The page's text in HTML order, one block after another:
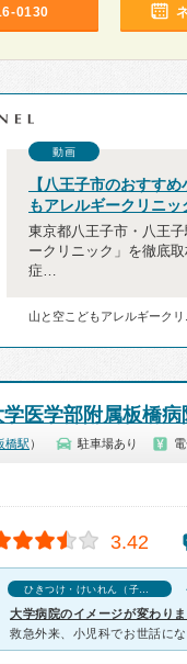
0130
動画
【八王子市のおすす
もアレルギークリニ
東京都八王子市・八王
ークリニック」を徹底
症…
山と空こどもアレルギーク
学医学部附属板橋病
橋駅 ） 駐車場あり
3.42
ひきつけ・けいれん（子供）の口コミ
大学病院のイメージが変わり